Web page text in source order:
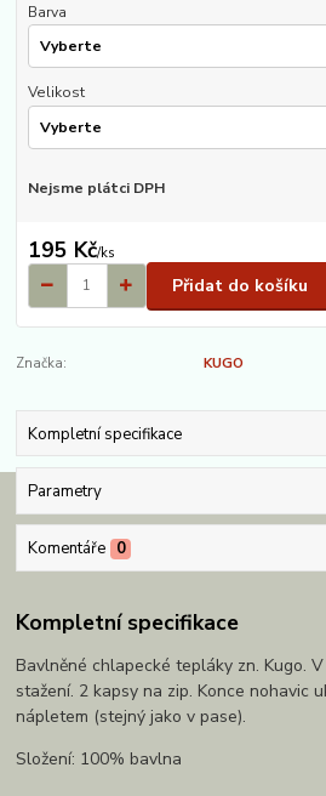
Barva
Velikost
Nejsme plátci DPH
195 Kč/ks
Přidat do košíku
Značka: KUGO
Kompletní specifikace
Parametry
Komentáře 0
Kompletní specifikace
Bavlněné chlapecké tepláky zn. Kugo.
stažení. 2 kapsy na zip. Konce nohavic
nápletem (stejný jako v pase).
Složení: 100% bavlna